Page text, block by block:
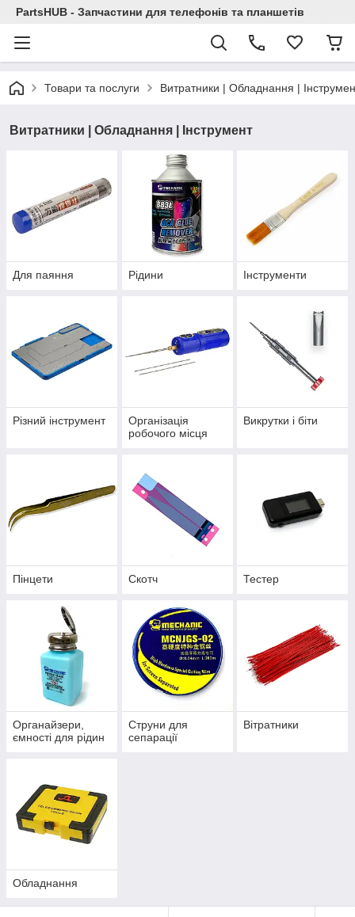
PartsHUB - Запчастини для телефонів та планшетів
Товари та послуги Витратники | Обладнання |
Витратники | Обладнання | Інструмент
Для паяння Рідини Інструменти
Різний інструмент
Організація
робочого місця
Викрутки і біти
Пінцети Скотч Тестер
Органайзери,
ємності для рідин
Струни для
сепарації
Вітратники
Обладнання